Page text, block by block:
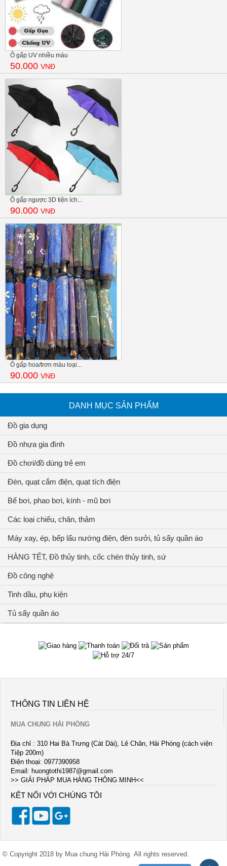
Ô gấp UV nhiều màu
50.000 VNĐ
Ô gấp ngược 3D tiện ích...
90.000 VNĐ
Ô gấp hoa/trơn màu loại...
90.000 VNĐ
DANH MỤC SẢN PHẨM
Đồ gia dụng
Đồ nhựa gia đình
Đồ chơi/đồ dùng trẻ em
Đèn, quạt cắm điện, quạt tích điện
Bể bơi, phao bơi, kính - mũ bơi
Các loại chiếu, chăn, thảm
Máy xay, ép, bếp lẩu nướng điện, đèn sưởi, tủ sấy quần áo
HÀNG TẾT, Đồ thủy tinh, cốc chén thủy tinh, sứ
Đồ công nghệ
Tinh dầu, phụ kiện
Tủ sấy quần áo
THÔNG TIN LIÊN HỆ
MUA CHUNG HẢI PHÒNG
Địa chỉ : 310 Hai Bà Trưng (Cát Dài), Lê Chân, Hải Phòng (cách viện
Tiệp 200m)
Điện thoại: 0977390958
Email: huongtothi1987@gmail.com
>> GIẢI PHÁP MUA HÀNG THÔNG MINH<<
KẾT NỐI VỚI CHÚNG TÔI
© Copyright 2018 by Mua chung Hải Phòng. All rights reserved.